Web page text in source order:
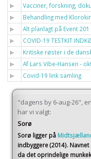
Vacciner, forskning,
Behandling med
Alt planlagt på Event 201
COVID-19 TESTKIT
Kritiske røster i de
Af Lars Vibe-Hansen -
Covid-19 link samling
"dagens by 6-aug-26",
har vi valgt:
Sorø
Sorø ligger på
indbyggere (2014).
da det oprindelige